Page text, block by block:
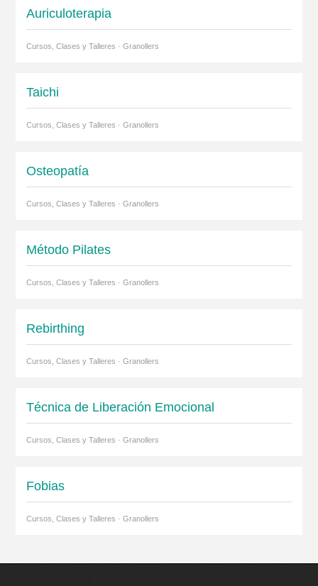
Auriculoterapia
Cursos, Clases y Talleres · Granollers
Taichi
Cursos, Clases y Talleres · Granollers
Osteopatía
Cursos, Clases y Talleres · Granollers
Método Pilates
Cursos, Clases y Talleres · Granollers
Rebirthing
Cursos, Clases y Talleres · Granollers
Técnica de Liberación Emocional
Cursos, Clases y Talleres · Granollers
Fobias
Cursos, Clases y Talleres · Granollers